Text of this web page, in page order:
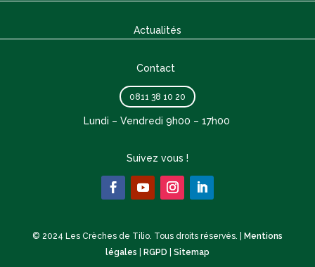
Actualités
Contact
0811 38 10 20
Lundi – Vendredi 9h00 – 17h00
Suivez vous !
© 2024 Les Crèches de Tilio. Tous droits réservés. |
Mentions
légales
RGPD Sitemap